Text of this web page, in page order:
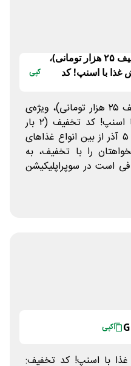
۵۰ هزار تومان تخفیف (۲ تخفیف ۲۵ هزار تومانی)،
غذا با اسنپ! کد
کپی
۵۰ هزار تومان تخفیف (۲ تخفیف ۲۵ هزار تومانی)، ویژه‌ی
اولین و دومین سفارش غذا با اسنپ! کد تخفیف (۲ بار
مصرف): HWG1F8JL اعتبار: تا ۵ آذر از بین انواع غذاهای
را با تخفیف، به
است در سوپراپلیکیشن
کپی
غذا با اسنپ! کد تخفیف: